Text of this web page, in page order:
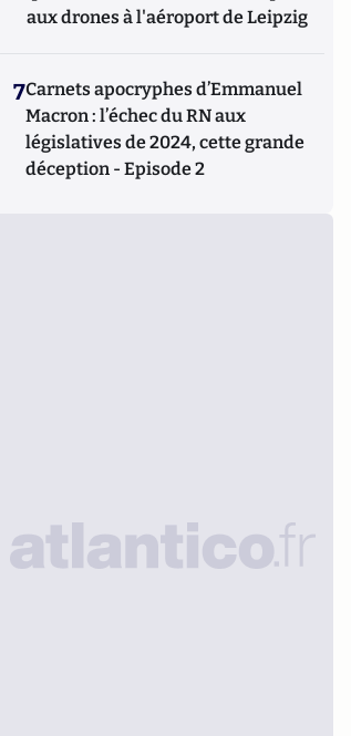
aux drones à l'aéroport de Leipzig
7Carnets apocryphes d’Emmanuel
Macron : l’échec du RN aux
législatives de 2024, cette grande
déception - Episode 2